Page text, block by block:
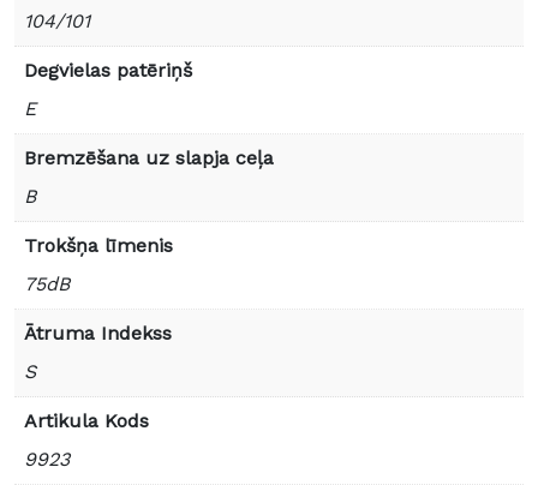
104/101
Degvielas patēriņš
E
Bremzēšana uz slapja ceļa
B
Trokšņa līmenis
75dB
Ātruma Indekss
S
Artikula Kods
9923